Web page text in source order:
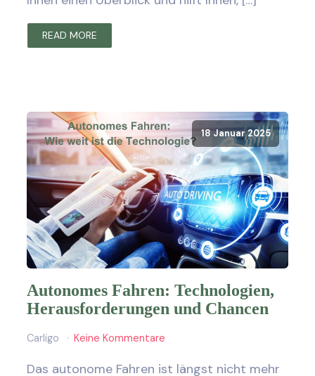
READ MORE
18 Januar 2025
Autonomes Fahren: Technologien,
Herausforderungen und Chancen
Carligo Keine Kommentare
Das autonome Fahren ist längst nicht mehr